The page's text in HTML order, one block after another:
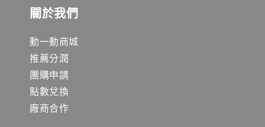
關於我們
動一動商城
推薦分潤
團購申請
點數兌換
廠商合作